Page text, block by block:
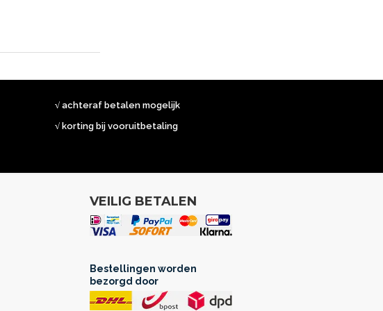
√ achteraf betalen mogelijk
√ korting bij vooruitbetaling
VEILIG BETALEN
Bestellingen worden
bezorgd door